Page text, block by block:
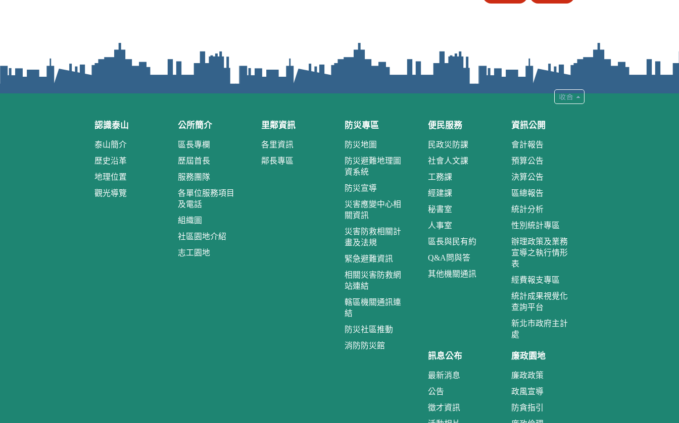
認識泰山
泰山簡介
歷史沿革
地理位置
觀光導覽
公所簡介
區長專欄
歷屆首長
服務團隊
各單位服務項目
及電話
組織圖
社區園地介紹
志工園地
里鄰資訊
各里資訊
鄰長專區
防災專區
防災地圖
防災避難地理圖
資系統
防災宣導
災害應變中心相
關資訊
災害防救相關計
畫及法規
緊急避難資訊
相關災害防救網
站連結
轄區機關通訊連
結
防災社區推動
消防防災館
便民服務
民政災防課
社會人文課
工務課
經建課
秘書室
人事室
區長與民有約
Q&A問與答
其他機關通訊
資訊公開
會計報告
預算公告
決算公告
區總報告
統計分析
性別統計專區
辦理政策及業務
宣導之執行情形
表
經費報支專區
統計成果視覺化
查詢平台
新北市政府主計
處
訊息公布
最新消息
公告
徵才資訊
廉政園地
廉政政策
政風宣導
防貪指引